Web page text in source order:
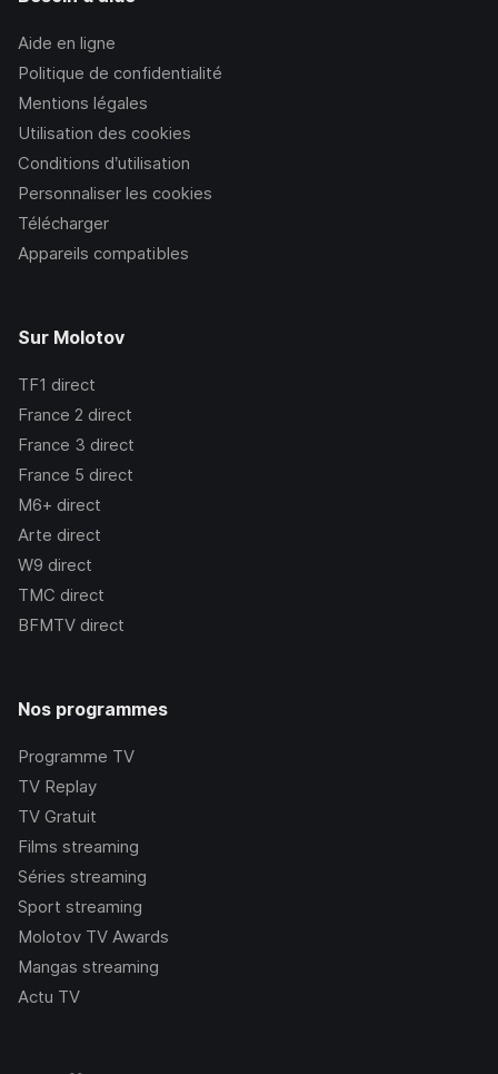
Aide en ligne
Politique de confidentialité
Mentions légales
Utilisation des cookies
Conditions d’utilisation
Personnaliser les cookies
Télécharger
Appareils compatibles
Sur Molotov
TF1 direct
France 2 direct
France 3 direct
France 5 direct
M6+ direct
Arte direct
W9 direct
TMC direct
BFMTV direct
Nos programmes
Programme TV
TV Replay
TV Gratuit
Films streaming
Séries streaming
Sport streaming
Molotov TV Awards
Mangas streaming
Actu TV